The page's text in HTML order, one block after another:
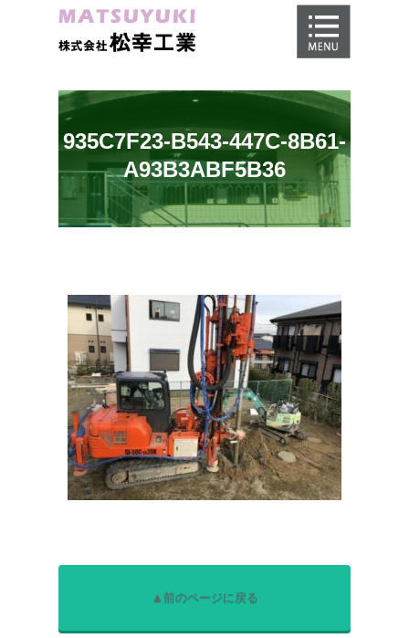
地盤改良工事
935C7F23-B543-447C-8B61-
A93B3ABF5B36
▲前のページに戻る